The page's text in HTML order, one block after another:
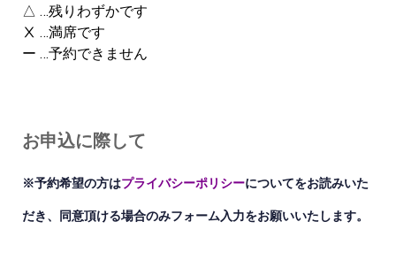
△ …残りわずかです
Ⅹ …満席です
ー …予約できません
お申込に際して
※予約希望の方はプライバシーポリシーについてをお読みいた
だき、同意頂ける場合のみフォーム入力をお願いいたします。